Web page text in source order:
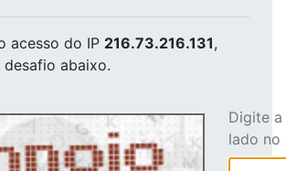
acesso do IP 216.73.216.131,
abaixo.
Digite
lado no